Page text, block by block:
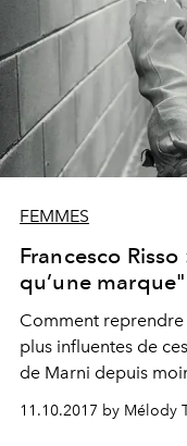
FEMMES
Francesco
qu’une marque"
Comment reprendre
plus influentes de
de Marni depuis
à redéfinir la féminité
11.10.2017 by Mélody